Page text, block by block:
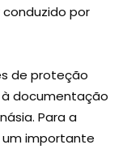
por
de proteção
documentação
Para a
um importante